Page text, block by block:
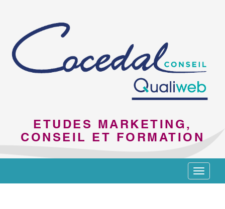
ETUDES MARKETING,
CONSEIL ET FORMATION
Toggle